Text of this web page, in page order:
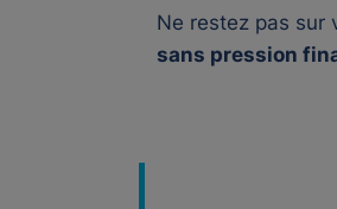
Ne restez pas sur
sans pression